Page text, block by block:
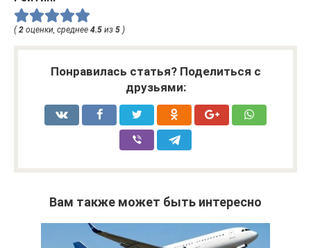
( 2 оценки, среднее 4.5 из 5 )
Понравилась статья? Поделиться с
друзьями:
Вам также может быть интересно